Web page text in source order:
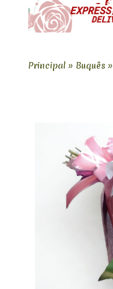
Principal » Buquês »